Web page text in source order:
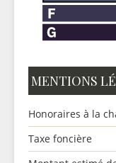
MENTIONS
Honoraires à la
Taxe foncière